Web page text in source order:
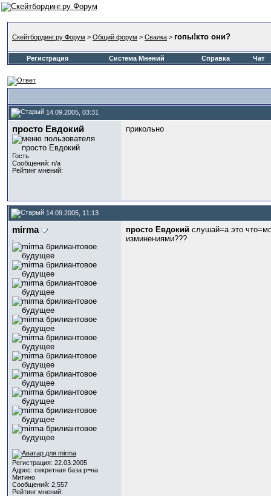
Скейтбординг.ру Форум > Общий форум > Свалка > гопы!кто они?
Регистрация Система Мнений Справка Чат
14.09.2005, 03:31
просто Евдокий
Гость
Сообщений: n/a
Рейтинг мнений:
прикольно
14.09.2005, 11:13
mirma
Регистрация: 22.03.2005
Адрес: секретная база р=на
Митино
Сообщений: 2,557
Рейтинг мнений:
просто Евдокий слушай=а это
изминениями???